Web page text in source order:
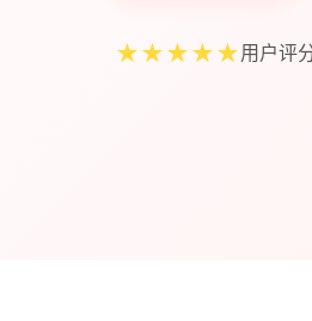
★★★★★用户评